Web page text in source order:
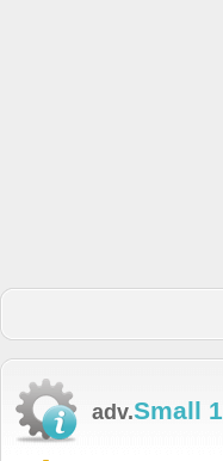
adv.Small 1